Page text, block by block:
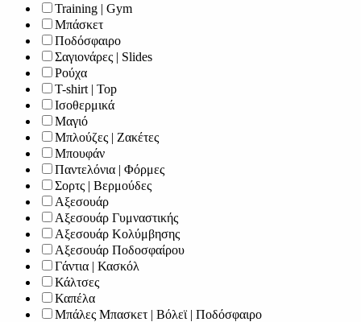
Training | Gym
Μπάσκετ
Ποδόσφαιρο
Σαγιονάρες | Slides
Ρούχα
T-shirt | Top
Ισοθερμικά
Μαγιό
Μπλούζες | Ζακέτες
Μπουφάν
Παντελόνια | Φόρμες
Σορτς | Βερμούδες
Αξεσουάρ
Αξεσουάρ Γυμναστικής
Αξεσουάρ Κολύμβησης
Αξεσουάρ Ποδοσφαίρου
Γάντια | Κασκόλ
Κάλτσες
Καπέλα
Μπάλες Μπασκετ | Βόλεϊ | Ποδόσφαιρο